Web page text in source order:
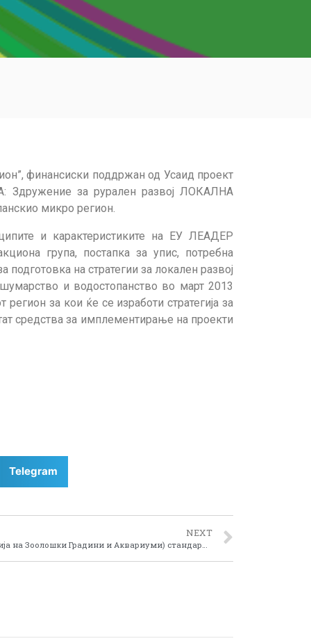
финансиски поддржан од Усаид проект
Здружение за рурален развој ЛОКАЛНА
микро регион.
и карактеристиките на ЕУ ЛЕАДЕР
група, постапка за упис, потребна
на стратегии за локален развој
и водостопанство во март 2013
за кои ќе се изработи стратегија за
средства за имплементирање на проекти
Telegram
NEXT